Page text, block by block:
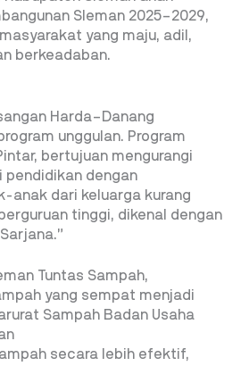
Sleman 2025–2029,
yang maju, adil,
berkeadaban.
Harda–Danang
unggulan. Program
bertujuan mengurangi
pendidikan dengan
anak dari keluarga kurang
tinggi, dikenal dengan
Tuntas Sampah,
yang sempat menjadi
Sampah Badan Usaha
secara lebih efektif,